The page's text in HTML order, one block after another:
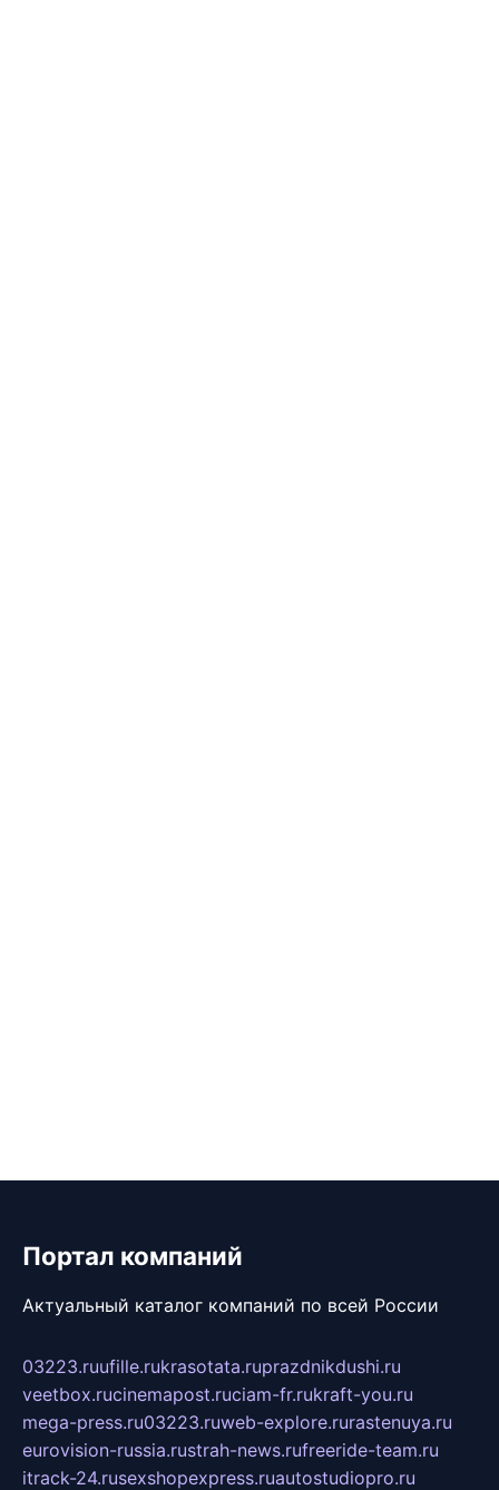
Портал компаний
Актуальный каталог компаний по всей России
03223.ruufille.rukrasotata.ruprazdnikdushi.ru
veetbox.rucinemapost.ruciam-fr.rukraft-you.ru
mega-press.ru03223.ruweb-explore.rurastenuya.ru
eurovision-russia.rustrah-news.rufreeride-team.ru
itrack-24.rusexshopexpress.ruautostudiopro.ru